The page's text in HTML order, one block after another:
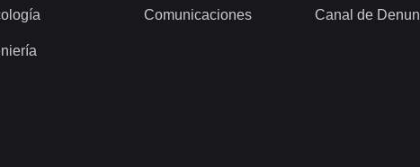
Comunicaciones Canal de